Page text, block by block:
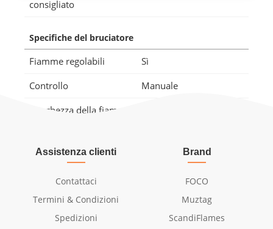
consigliato
Specifiche del bruciatore
Fiamme regolabili
Sì
Controllo
Manuale
Lunghezza della fiamma
Telecomando
Materiale
Assistenza clienti
Contattaci
Termini & Condizioni
Spedizioni
Brand
FOCO
Muztag
ScandiFlames